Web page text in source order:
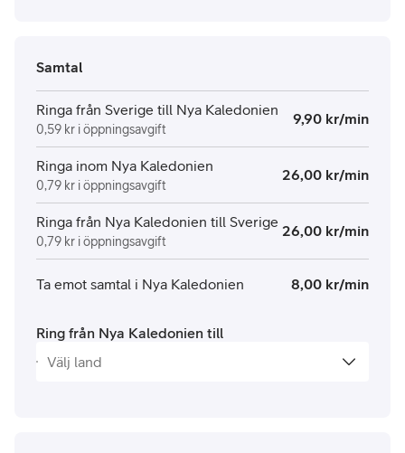
Samtal
Ringa från Sverige till Nya Kaledonien
0,59 kr i öppningsavgift
9,90 kr/min
Ringa inom Nya Kaledonien
0,79 kr i öppningsavgift
26,00 kr/min
Ringa från Nya Kaledonien till Sverige
0,79 kr i öppningsavgift
26,00 kr/min
Ta emot samtal i Nya Kaledonien 8,00 kr/min
Ring från Nya Kaledonien till